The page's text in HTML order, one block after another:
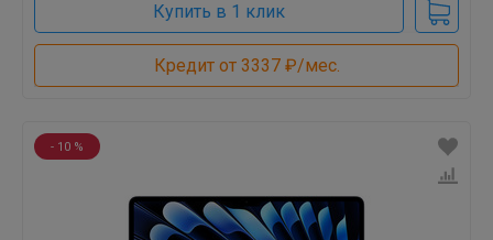
Купить в 1 клик
Кредит от 3337 ₽/мес.
- 10 %